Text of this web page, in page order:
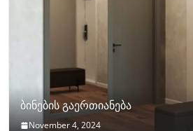
ბინების გაერთიანება
November 4, 2024